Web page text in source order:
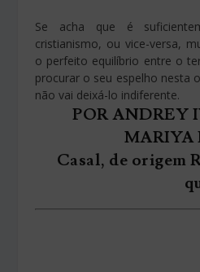
Se acha que é
cristianismo, ou vice-versa,
o perfeito equilíbrio entre o
procurar o seu espelho nesta
não vai deixá-lo indiferente.
POR ANDREY
MARIYA
Casal, de origem